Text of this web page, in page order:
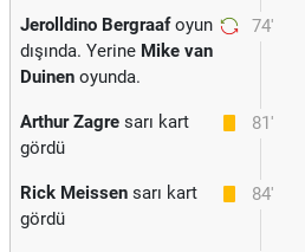
74'
Jerolldino Bergraafoyun
dışında. Yerine Mike van
Duinen oyunda.
81'
Arthur Zagre sarı kart
gördü
84'
Rick Meissen sarı kart
gördü